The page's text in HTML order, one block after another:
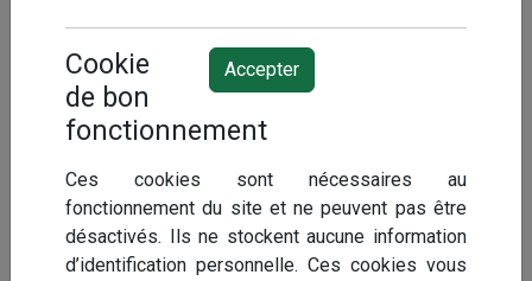
des agents absents
au moins une fois dans l'année
charge financière.
L'indemnisation perçue peut être utilisée pour maintenir
la qualité de service en remplaçant l'agent absent.
Cookie
de bon
fonctionnement
Accepter
Ces cookies sont nécessaires au
fonctionnement du site et ne peuvent pas être
désactivés. Ils ne stockent aucune information
d’identification personnelle. Ces cookies vous